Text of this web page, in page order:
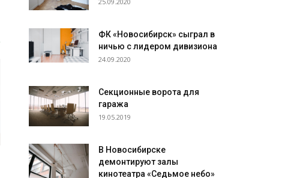
ФК «Новосибирск» сыграл в
ничью с лидером дивизиона
24.09.2020
Секционные ворота для
гаража
19.05.2019
В Новосибирске
демонтируют залы
кинотеатра «Седьмое небо»